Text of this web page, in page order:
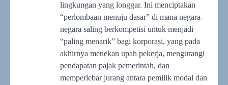
lingkungan yang longgar. Ini menciptakan
“perlombaan menuju dasar” di mana negara-
negara saling berkompetisi untuk menjadi
“paling menarik” bagi korporasi, yang pada
akhirnya menekan upah pekerja, mengurangi
pendapatan pajak pemerintah, dan
memperlebar jurang antara pemilik modal dan